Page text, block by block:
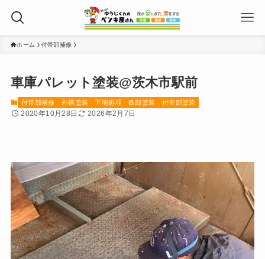
ホーム 付帯部補修
車庫パレット塗装@茨木市駅前
付帯部補修 外構塗装 下地処理 鉄部塗装 付帯部塗装
2020年10月28日 2026年2月7日